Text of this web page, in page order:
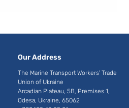
Our Address
The Marine Transport Workers' Trade
Union of Ukraine
Arcadian Plateau, 5B, Premises 1,
Odesa, Ukraine, 65062